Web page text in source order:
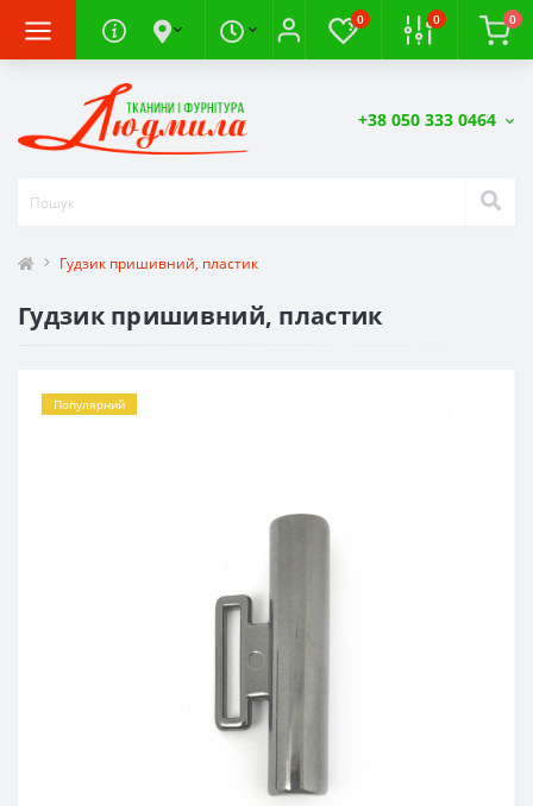
0 0 0
+38 050 333 0464
Гудзик пришивний, пластик
Гудзик пришивний, пластик
Популярний